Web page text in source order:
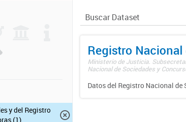
y del Registro
(1)
Registro
Ministerio de Justicia.
Nacional de Sociedades y
Datos del Registro Nacional de